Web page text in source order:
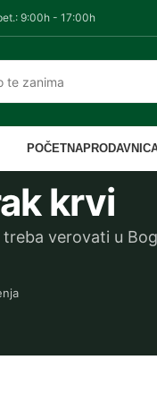
9:00h - 17:00h
POČETNA
krvi
verovati u